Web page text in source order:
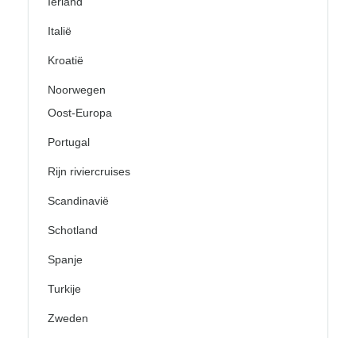
Italië
Kroatië
Noorwegen
Oost-Europa
Portugal
Rijn riviercruises
Scandinavië
Schotland
Spanje
Turkije
Zweden